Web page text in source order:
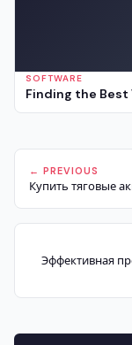
SOFTWARE
Finding the
← PREVIOUS
Купить тяговые
Эффективная